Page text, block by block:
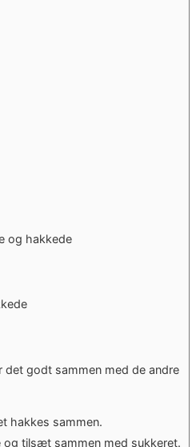
og hakkede
det godt sammen med de andre
hakkes sammen.
tilsæt sammen med sukkeret.